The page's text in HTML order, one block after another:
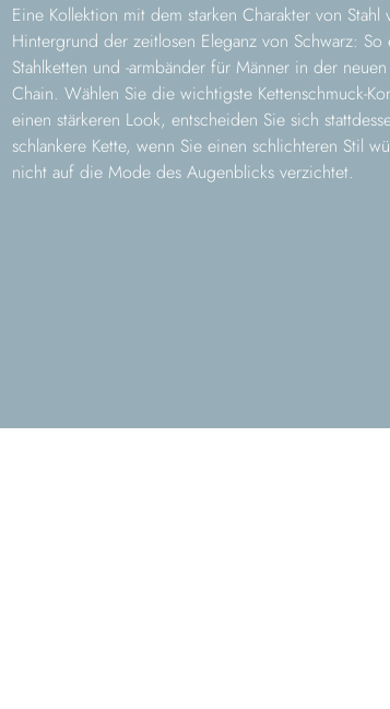
Eine Kollektion mit dem starken Charakter von Stahl
Hintergrund der zeitlosen Eleganz von Schwarz: So
Stahlketten und -armbänder für Männer in der
Chain. Wählen Sie die wichtigste Kettenschmuck-
einen stärkeren Look, entscheiden Sie sich
schlankere Kette, wenn Sie einen schlichteren Stil
nicht auf die Mode des Augenblicks verzichtet.